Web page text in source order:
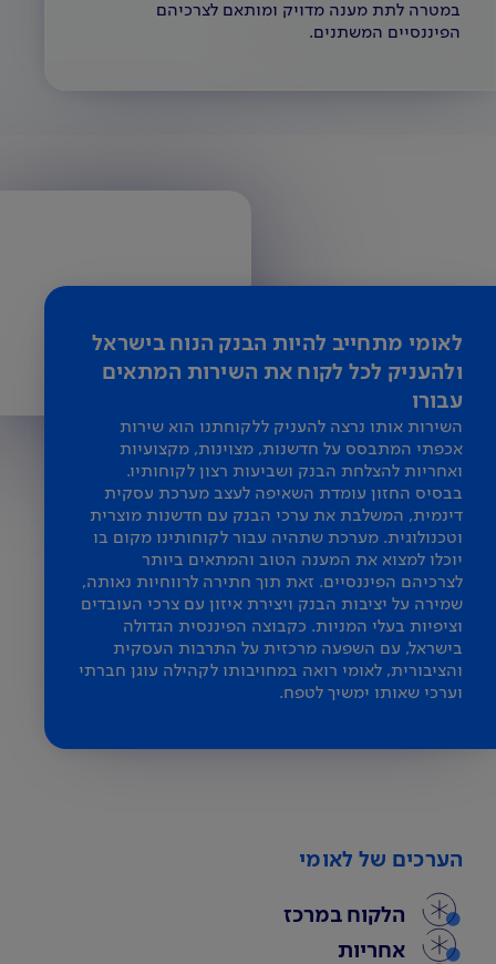
במטרה לתת מענה מדויק ומותאם לצרכיהם
הפיננסיים המשתנים.
לאומי מתחייב להיות הבנק הנוח בישראל
ולהעניק לכל לקוח את השירות המתאים
עבורו
השירות אותו נרצה להעניק ללקוחתנו הוא שירות
אכפתי המתבסס על חדשנות, מצוינות, מקצועיות
ואחריות להצלחת הבנק ושביעות רצון לקוחותיו.
בבסיס החזון עומדת השאיפה לעצב מערכת עסקית
דינמית, המשלבת את ערכי הבנק עם חדשנות מוצרית
וטכנולוגית. מערכת שתהיה עבור לקוחותינו מקום בו
יוכלו למצוא את המענה הטוב והמתאים ביותר
לצרכיהם הפיננסיים. זאת תוך חתירה לרווחיות נאותה,
שמירה על יציבות הבנק ויצירת איזון עם צרכי העובדים
וציפיות בעלי המניות. כקבוצה הפיננסית הגדולה
בישראל, עם השפעה מרכזית על התרבות העסקית
והציבורית, לאומי רואה במחויבותו לקהילה עוגן חברתי
וערכי שאותו ימשיך לטפח.
הערכים של לאומי
הלקוח במרכז
אחריות